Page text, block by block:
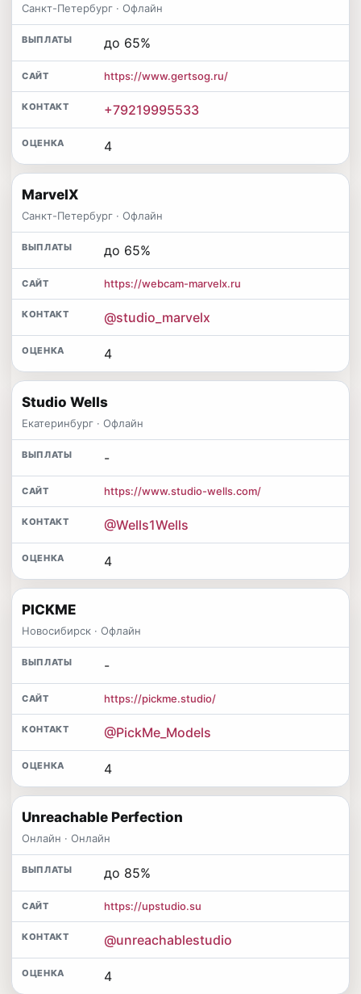
Санкт-Петербург · Офлайн
до 65%
https://www.gertsog.ru/
+79219995533
4
MarvelX
Санкт-Петербург · Офлайн
до 65%
https://webcam-marvelx.ru
@studio_marvelx
4
Studio Wells
Екатеринбург · Офлайн
-
https://www.studio-wells.com/
@Wells1Wells
4
PICKME
Новосибирск · Офлайн
-
https://pickme.studio/
@PickMe_Models
4
Unreachable Perfection
Онлайн · Онлайн
до 85%
https://upstudio.su
@unreachablestudio
4